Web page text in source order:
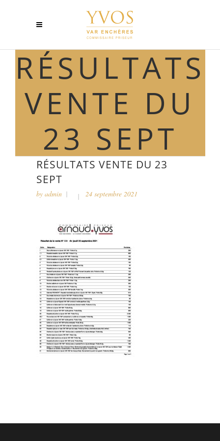
RÉSULTATS
VENTE DU
23 SEPT
RÉSULTATS VENTE DU 23
SEPT
by admin 24 septembre 2021